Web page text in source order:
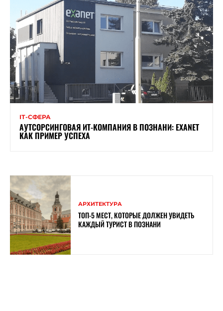
ІТ-СФЕРА
АУТСОРСИНГОВАЯ ИТ-КОМПАНИЯ В ПОЗНАНИ: EXANET
КАК ПРИМЕР УСПЕХА
АРХИТЕКТУРА
ТОП-5 МЕСТ, КОТОРЫЕ ДОЛЖЕН УВИДЕТЬ
КАЖДЫЙ ТУРИСТ В ПОЗНАНИ